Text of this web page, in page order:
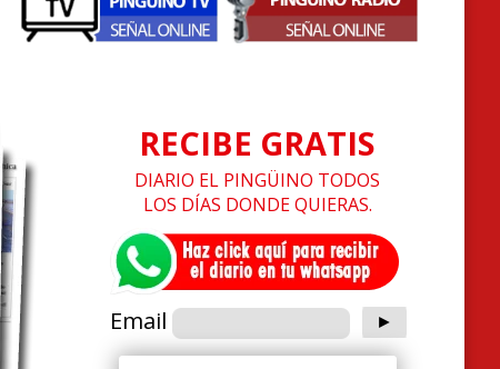
RECIBE GRATIS
DIARIO EL PINGÜINO TODOS
LOS DÍAS DONDE QUIERAS.
Email